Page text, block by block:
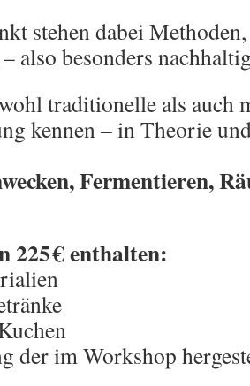
stehen dabei
also besonders
traditionelle als auch
kennen – in Theorie
Fermentieren,
225 € enthalten:
der im Workshop